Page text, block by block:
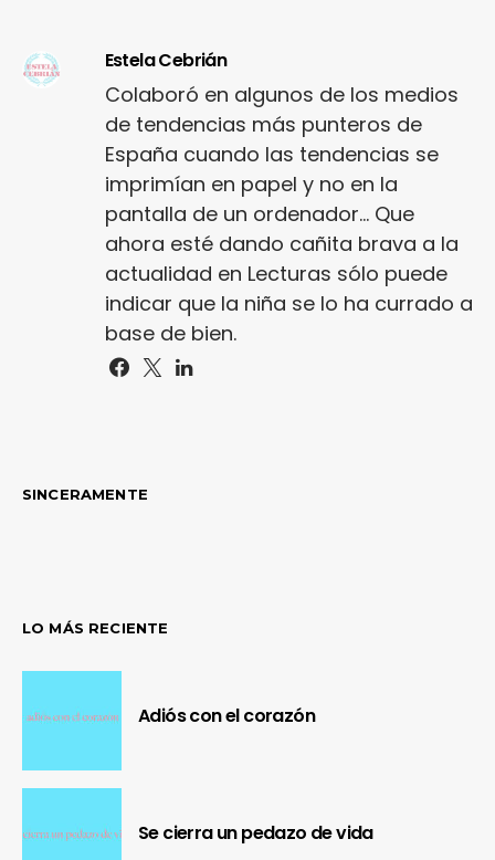
Estela Cebrián
Colaboró en algunos de los medios
de tendencias más punteros de
España cuando las tendencias se
imprimían en papel y no en la
pantalla de un ordenador... Que
ahora esté dando cañita brava a la
actualidad en Lecturas sólo puede
indicar que la niña se lo ha currado a
base de bien.
SINCERAMENTE
LO MÁS RECIENTE
Adiós con el corazón
Se cierra un pedazo de vida